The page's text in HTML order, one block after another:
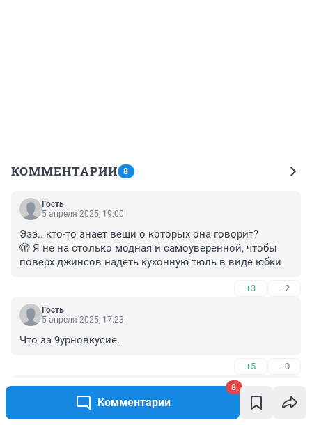
Комментарии
8
КОММЕНТАРИИ 8
Гость
5 апреля 2025, 19:00
Эээ.. кто-то знает вещи о которых она говорит?
🫣 Я не на столько модная и самоуверенной, чтобы
поверх джинсов надеть кухонную тюль в виде юбки
+3 –2
Гость
5 апреля 2025, 17:23
Что за 9урновкусие.
+5 –0
Гость
5 апреля 2025, 14:01
Больше нечего разбирать в курсовых, как говор